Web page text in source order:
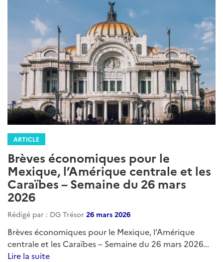
ARTICLE
Brèves économiques pour le
Mexique, l’Amérique centrale et les
Caraïbes – Semaine du 26 mars
2026
Rédigé par : DG Trésor 26 mars 2026
Brèves économiques pour le Mexique, l’Amérique
centrale et les Caraïbes – Semaine du 26 mars 2026...
Lire la suite